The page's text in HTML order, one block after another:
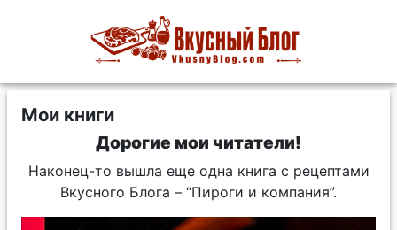
Мои книги
Дорогие мои читатели!
Наконец-то вышла еще одна книга с рецептами
Вкусного Блога – “Пироги и компания”.